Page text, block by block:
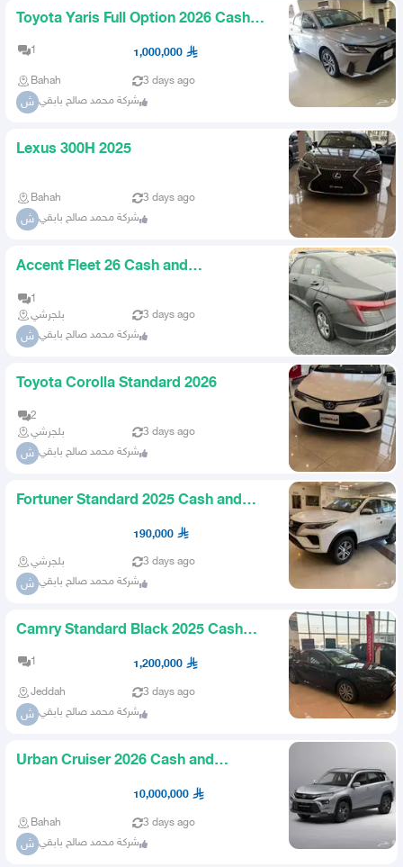
Toyota Yaris Full Option 2026 Cash
and Installments
1 1,000,000
Bahah 3 days ago
ش شركة محمد صالح بابقي
Lexus 300H 2025
Bahah 3 days ago
ش شركة محمد صالح بابقي
Accent Fleet 26 Cash and
1
بلجرشي
3 days ago
ش شركة محمد صالح بابقي
Toyota Corolla Standard 2026
2
بلجرشي
3 days ago
ش شركة محمد صالح بابقي
Fortuner Standard 2025 Cash and
190,000
بلجرشي 3 days ago
ش شركة محمد صالح بابقي
Camry Standard Black 2025 Cash
and Installments
1 1,200,000
Jeddah 3 days ago
ش شركة محمد صالح بابقي
Urban Cruiser 2026 Cash and
10,000,000
Bahah 3 days ago
ش شركة محمد صالح بابقي